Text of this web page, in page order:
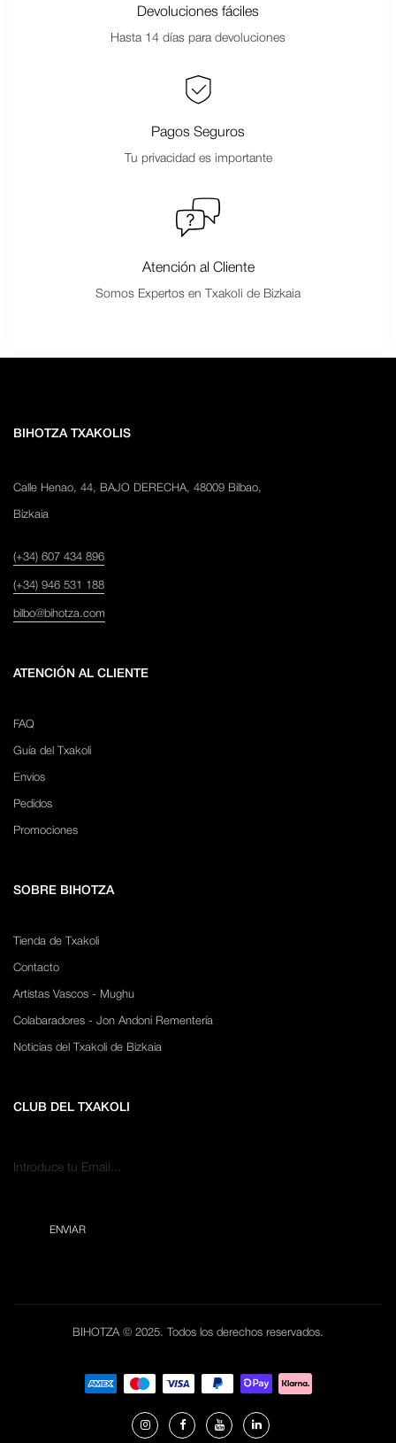
Devoluciones fáciles
Hasta 14 días para devoluciones
Pagos Seguros
Tu privacidad es importante
Atención al Cliente
Somos Expertos en Txakoli de Bizkaia
BIHOTZA TXAKOLIS
Calle Henao, 44, BAJO DERECHA, 48009 Bilbao,
Bizkaia
(+34) 607 434 896
(+34) 946 531 188
bilbo@bihotza.com
ATENCIÓN AL CLIENTE
FAQ
Guía del Txakoli
Envios
Pedidos
Promociones
SOBRE BIHOTZA
Tienda de Txakoli
Contacto
Artistas Vascos - Mughu
Colabaradores - Jon Andoni Rementería
Noticias del Txakoli de Bizkaia
CLUB DEL TXAKOLI
BIHOTZA © 2025. Todos los derechos reservados.